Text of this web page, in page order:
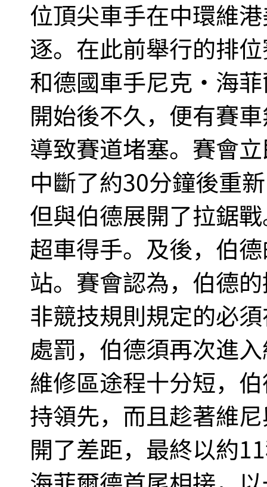
位頂尖車手在中環維
逐。在此前舉行的排
和德國車手尼克·海
開始後不久，便有賽
導致賽道堵塞。賽會
中斷了約30分鐘後重
但與伯德展開了拉鋸
超車得手。及後，伯
站。賽會認為，伯德
非競技規則規定的必
處罰，伯德須再次進
維修區途程十分短，
持領先，而且趁著維
開了差距，最終以約